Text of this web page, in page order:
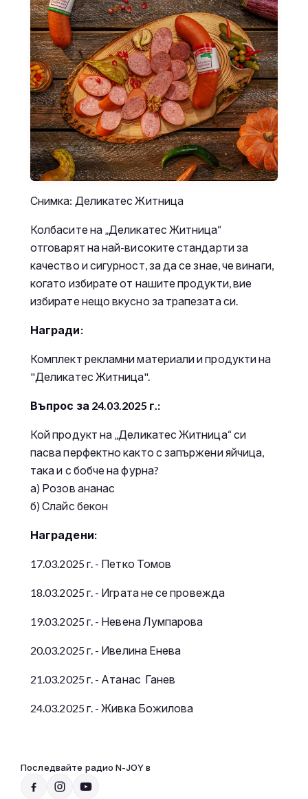
Снимка: Деликатес Житница
Колбасите на „Деликатес Житница“
отговарят на най-високите стандарти за
качество и сигурност, за да се знае, че винаги,
когато избирате от нашите продукти, вие
избирате нещо вкусно за трапезата си.
Награди:
Комплект рекламни материали и продукти на
"Деликатес Житница".
Въпрос за 24.03.2025 г.:
Кой продукт на „Деликатес Житница“ си
пасва перфектно както с запържени яйчица,
така и с бобче на фурна?
а) Розов ананас
б) Слайс бекон
Наградени:
17.03.2025 г. - Петко Томов
18.03.2025 г. - Играта не се провежда
19.03.2025 г. - Невена Лумпарова
20.03.2025 г. - Ивелина Енева
21.03.2025 г. - Атанас Ганев
24.03.2025 г. - Живка Божилова
Последвайте радио N-JOY в
15:00 - 20:00